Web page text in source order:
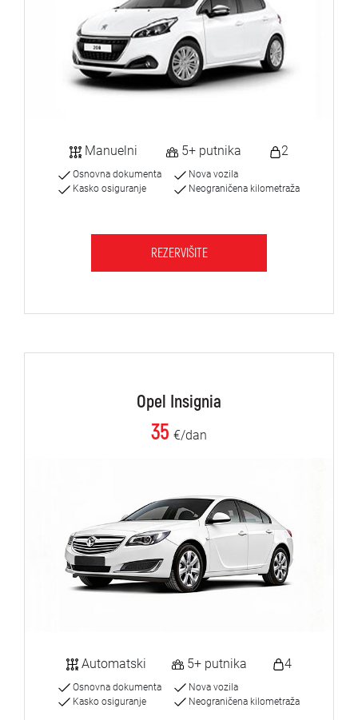
Manuelni 5+ putnika 2
Osnovna dokumenta
Kasko osiguranje
Nova vozila
Neograničena kilometraža
REZERVIŠITE
Opel Insignia
35 €/dan
Automatski 5+ putnika 4
Osnovna dokumenta
Kasko osiguranje
Nova vozila
Neograničena kilometraža